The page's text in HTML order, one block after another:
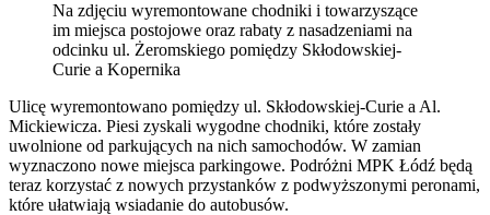
Na zdjęciu wyremontowane chodniki i towarzyszące
im miejsca postojowe oraz rabaty z nasadzeniami na
odcinku ul. Żeromskiego pomiędzy Skłodowskiej-
Curie a Kopernika
Ulicę wyremontowano pomiędzy ul. Skłodowskiej-Curie a Al.
Mickiewicza. Piesi zyskali wygodne chodniki, które zostały
uwolnione od parkujących na nich samochodów. W zamian
wyznaczono nowe miejsca parkingowe. Podróżni MPK Łódź będą
teraz korzystać z nowych przystanków z podwyższonymi peronami,
które ułatwiają wsiadanie do autobusów.